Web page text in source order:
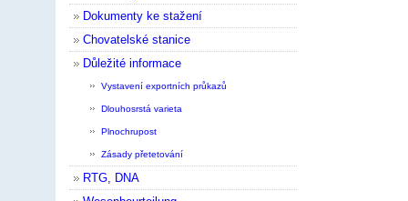
Dokumenty ke stažení
Chovatelské stanice
Důležité informace
Vystavení exportních průkazů
Dlouhosrstá varieta
Plnochrupost
Zásady přetetování
RTG, DNA